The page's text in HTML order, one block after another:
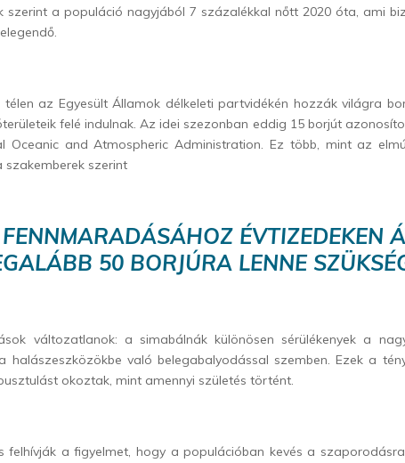
szerint a populáció nagyjából 7 százalékkal nőtt 2020 óta, ami
télen az Egyesült Államok délkeleti partvidékén hozzák világra
felé indulnak. Az idei szezonban eddig 15 borjút
Oceanic and Atmospheric Administration. Ez több, mint az
szakemberek szerint
ÉVTIZEDEKEN
50 BORJÚRA LENNE
változatlanok: a simabálnák különösen sérülékenyek a
halászeszközökbe való belegabalyodással szemben. Ezek a
okoztak, mint amennyi születés történt.
felhívják a figyelmet, hogy a populációban kevés a szaporodásra